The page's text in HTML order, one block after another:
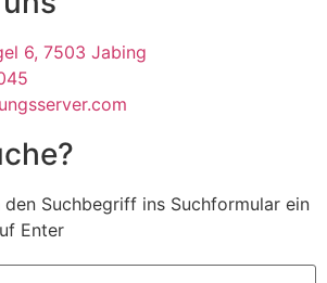
6, 7503 Jabing
den Suchbegriff ins Suchformular ein
Enter